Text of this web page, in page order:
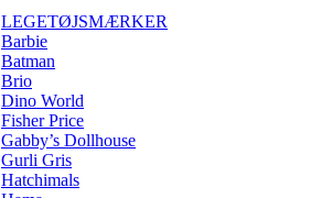
LEGETØJSMÆRKER
Barbie
Batman
Brio
Dino World
Fisher Price
Gabby’s Dollhouse
Gurli Gris
Hatchimals